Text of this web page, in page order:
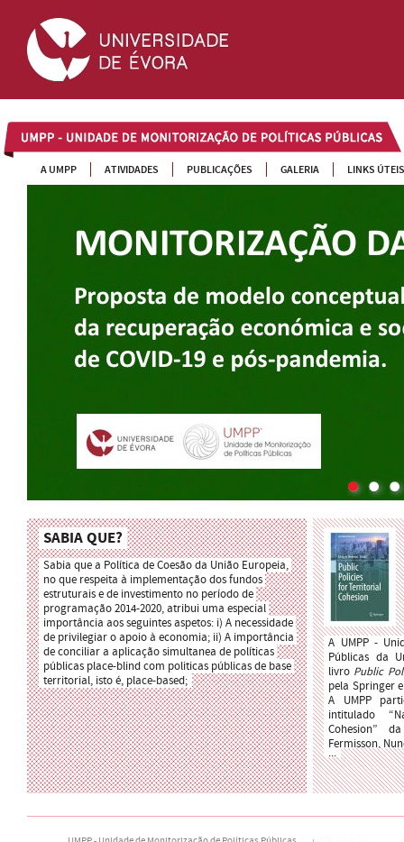
UMPP
A UMPP ATIVIDADES PUBLICAÇÕES GALERIA LINKS ÚTEIS
SABIA QUE?
Sabia que a Política de Coesão da União Europeia,
no que respeita à implementação dos fundos
estruturais e de investimento no período de
programação 2014-2020, atribui uma especial
importância aos seguintes aspetos: i) A necessidade
de privilegiar o apoio à economia; ii) A importância
de conciliar a aplicação simultanea de políticas
públicas place-blind com politicas públicas de base
territorial, isto é, place-based;
A UMPP -
Públicas da
livro Public
pela Springer
A UMPP
intitulado
Cohesion”
Fermisson,
Mais
https://
https://
...